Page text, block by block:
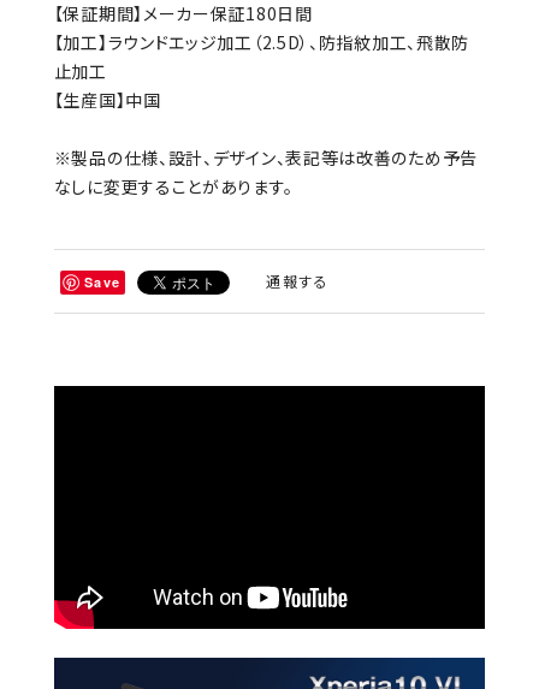
【保証期間】メーカー保証180日間
【加工】ラウンドエッジ加工（2.5D）、防指紋加工、飛散防
止加工
【生産国】中国
※製品の仕様、設計、デザイン、表記等は改善のため予告
なしに変更することがあります。
Save 通報する